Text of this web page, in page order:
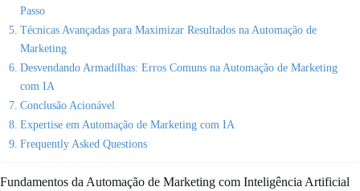
Passo
Técnicas Avançadas para Maximizar Resultados na Automação de
Marketing
Desvendando Armadilhas: Erros Comuns na Automação de Marketing
com IA
Conclusão Acionável
Expertise em Automação de Marketing com IA
Frequently Asked Questions
Fundamentos da Automação de Marketing com Inteligência Artificial